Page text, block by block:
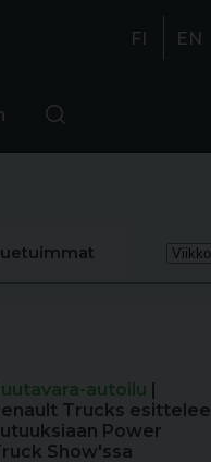
FI EN
autoilu |
Trucks esittelee
Power
Show'ssa